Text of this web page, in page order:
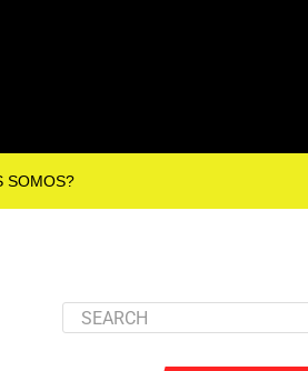
SOMOS?